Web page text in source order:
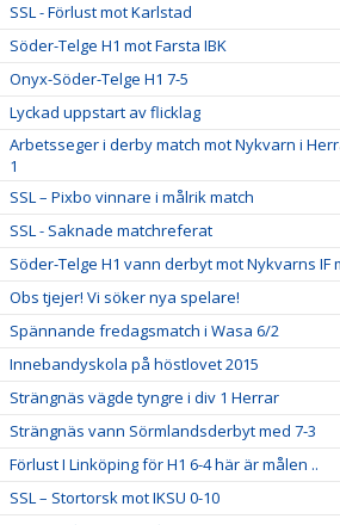
SSL - Förlust mot Karlstad
Söder-Telge H1 mot Farsta IBK
Onyx-Söder-Telge H1 7-5
Lyckad uppstart av flicklag
Arbetsseger i derby match mot Nykvarn i
1
SSL – Pixbo vinnare i målrik match
SSL - Saknade matchreferat
Söder-Telge H1 vann derbyt mot Nykvarns IF
Obs tjejer! Vi söker nya spelare!
Spännande fredagsmatch i Wasa 6/2
Innebandyskola på höstlovet 2015
Strängnäs vägde tyngre i div 1 Herrar
Strängnäs vann Sörmlandsderbyt med 7-3
Förlust I Linköping för H1 6-4 här är målen ..
SSL – Stortorsk mot IKSU 0-10